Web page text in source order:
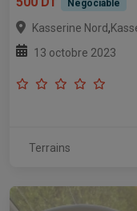
Négociable
Kasserine Nord,
13 octobre 2023
Terrains